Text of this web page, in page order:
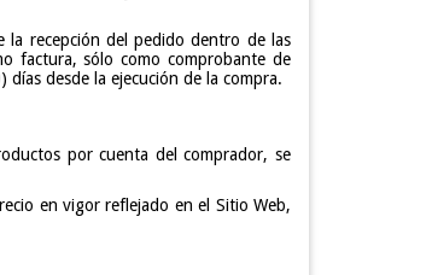
la recepción del pedido dentro de las
factura, sólo como comprobante de
desde la ejecución de la compra.
por cuenta del comprador, se
en vigor reflejado en el Sitio Web,